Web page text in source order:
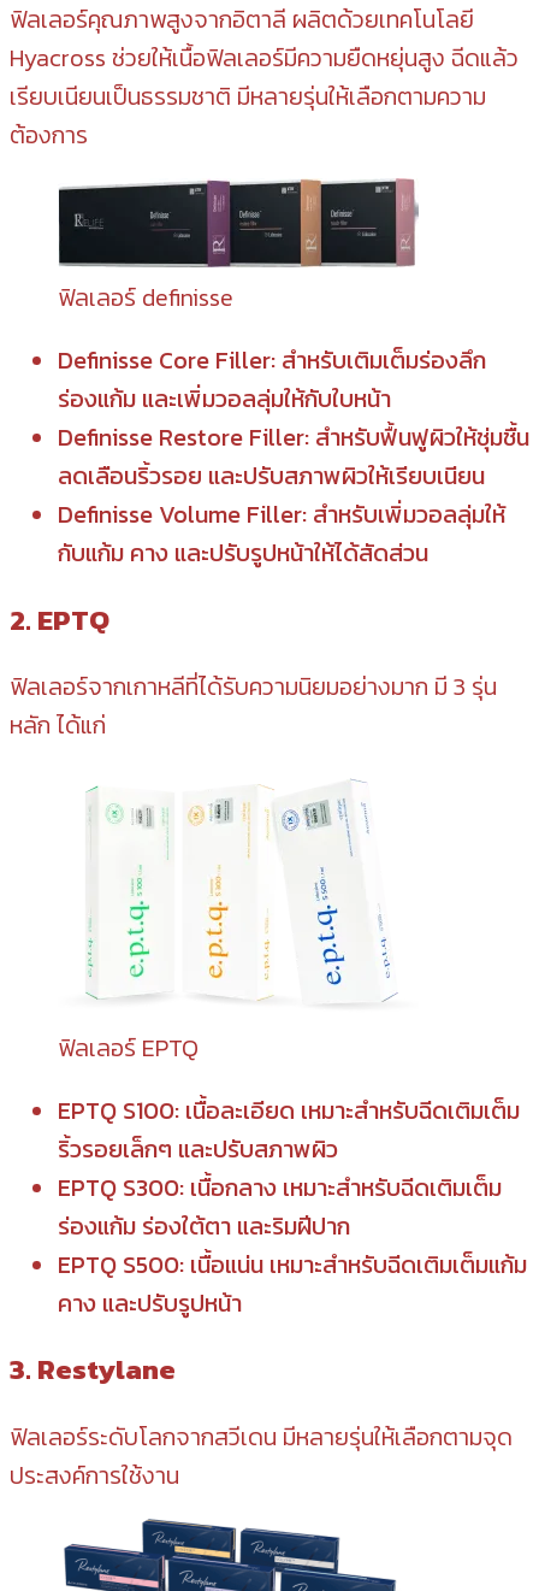
ฟิลเลอร์คุณภาพสูงจากอิตาลี ผลิตด้วยเทคโนโลยี
Hyacross ช่วยให้เนื้อฟิลเลอร์มีความยืดหยุ่นสูง ฉีดแล้ว
เรียบเนียนเป็นธรรมชาติ มีหลายรุ่นให้เลือกตามความ
ต้องการ
ฟิลเลอร์ definisse
Definisse Core Filler: สำหรับเติมเต็มร่องลึก
ร่องแก้ม และเพิ่มวอลลุ่มให้กับใบหน้า
Definisse Restore Filler: สำหรับฟื้นฟูผิวให้ชุ่มชื้น
ลดเลือนริ้วรอย และปรับสภาพผิวให้เรียบเนียน
Definisse Volume Filler: สำหรับเพิ่มวอลลุ่มให้
กับแก้ม คาง และปรับรูปหน้าให้ได้สัดส่วน
2. EPTQ
ฟิลเลอร์จากเกาหลีที่ได้รับความนิยมอย่างมาก มี 3 รุ่น
หลัก ได้แก่
ฟิลเลอร์ EPTQ
EPTQ S100: เนื้อละเอียด เหมาะสำหรับฉีดเติมเต็ม
ริ้วรอยเล็กๆ และปรับสภาพผิว
EPTQ S300: เนื้อกลาง เหมาะสำหรับฉีดเติมเต็ม
ร่องแก้ม ร่องใต้ตา และริมฝีปาก
EPTQ S500: เนื้อแน่น เหมาะสำหรับฉีดเติมเต็มแก้ม
คาง และปรับรูปหน้า
3. Restylane
ฟิลเลอร์ระดับโลกจากสวีเดน มีหลายรุ่นให้เลือกตามจุด
ประสงค์การใช้งาน